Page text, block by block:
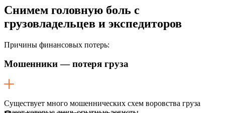
Снимем головную боль с
грузовладельцев и экспедиторов
Причины финансовых потерь:
Мошенники — потеря груза
Существует много мошеннических схем воровства груза